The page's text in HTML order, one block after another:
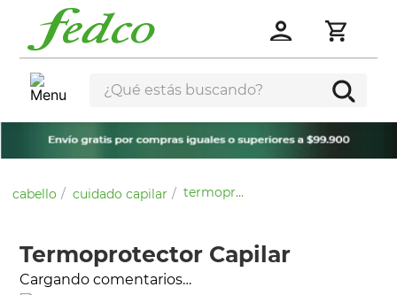
¿Qué estás buscando?
cabello cuidado capilar termoprotector capilar
Termoprotector Capilar
Cargando comentarios…